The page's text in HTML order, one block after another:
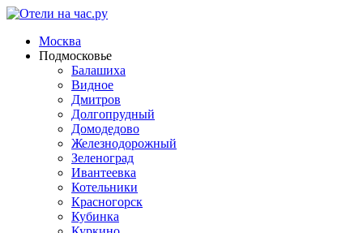
Москва
Подмосковье
Балашиха
Видное
Дмитров
Долгопрудный
Домодедово
Железнодорожный
Зеленоград
Ивантеевка
Котельники
Красногорск
Кубинка